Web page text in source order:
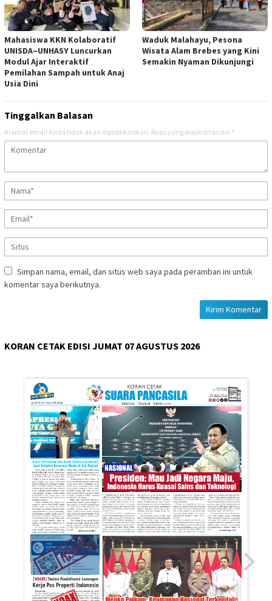
Mahasiswa KKN Kolaboratif
UNISDA–UNHASY Luncurkan
Modul Ajar Interaktif
Pemilahan Sampah untuk Anaj
Usia Dini
Waduk Malahayu, Pesona
Wisata Alam Brebes yang Kini
Semakin Nyaman Dikunjungi
Tinggalkan Balasan
Alamat email Anda tidak akan dipublikasikan. Ruas yang wajib ditandai *
Simpan nama, email, dan situs web saya pada peramban ini untuk
komentar saya berikutnya.
KORAN CETAK EDISI JUMAT 07 AGUSTUS 2026